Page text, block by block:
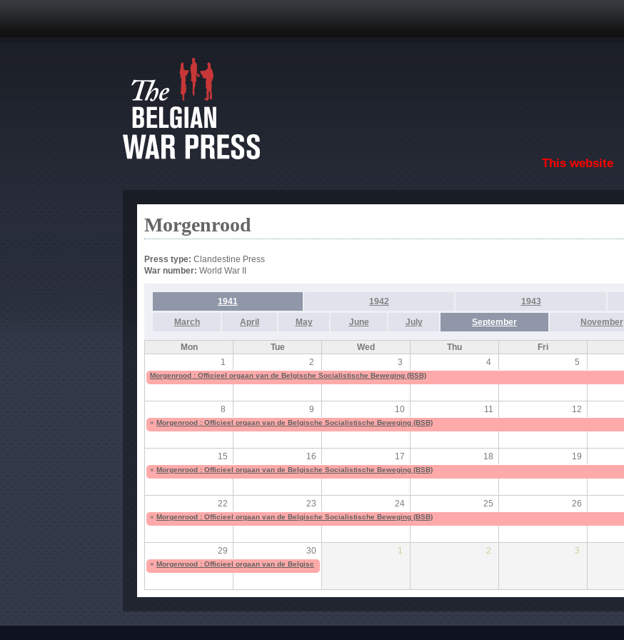
This website
Morgenrood
Press type: Clandestine Press
War number: World War II
1941 1942 1943
March April May June July September November
Mon Tue Wed Thu Fri
1
2 3 4 5
Morgenrood : Officieel orgaan van de Belgische Socialistische Beweging (BSB)
8 9 10 11 12
« Morgenrood : Officieel orgaan van de Belgische Socialistische Beweging (BSB)
15 16 17 18 19
« Morgenrood : Officieel orgaan van de Belgische Socialistische Beweging (BSB)
22 23 24 25 26
« Morgenrood : Officieel orgaan van de Belgische Socialistische Beweging (BSB)
29 30 1 2 3
« Morgenrood : Officieel orgaan van de Belgische Socialistische Beweging (BSB)